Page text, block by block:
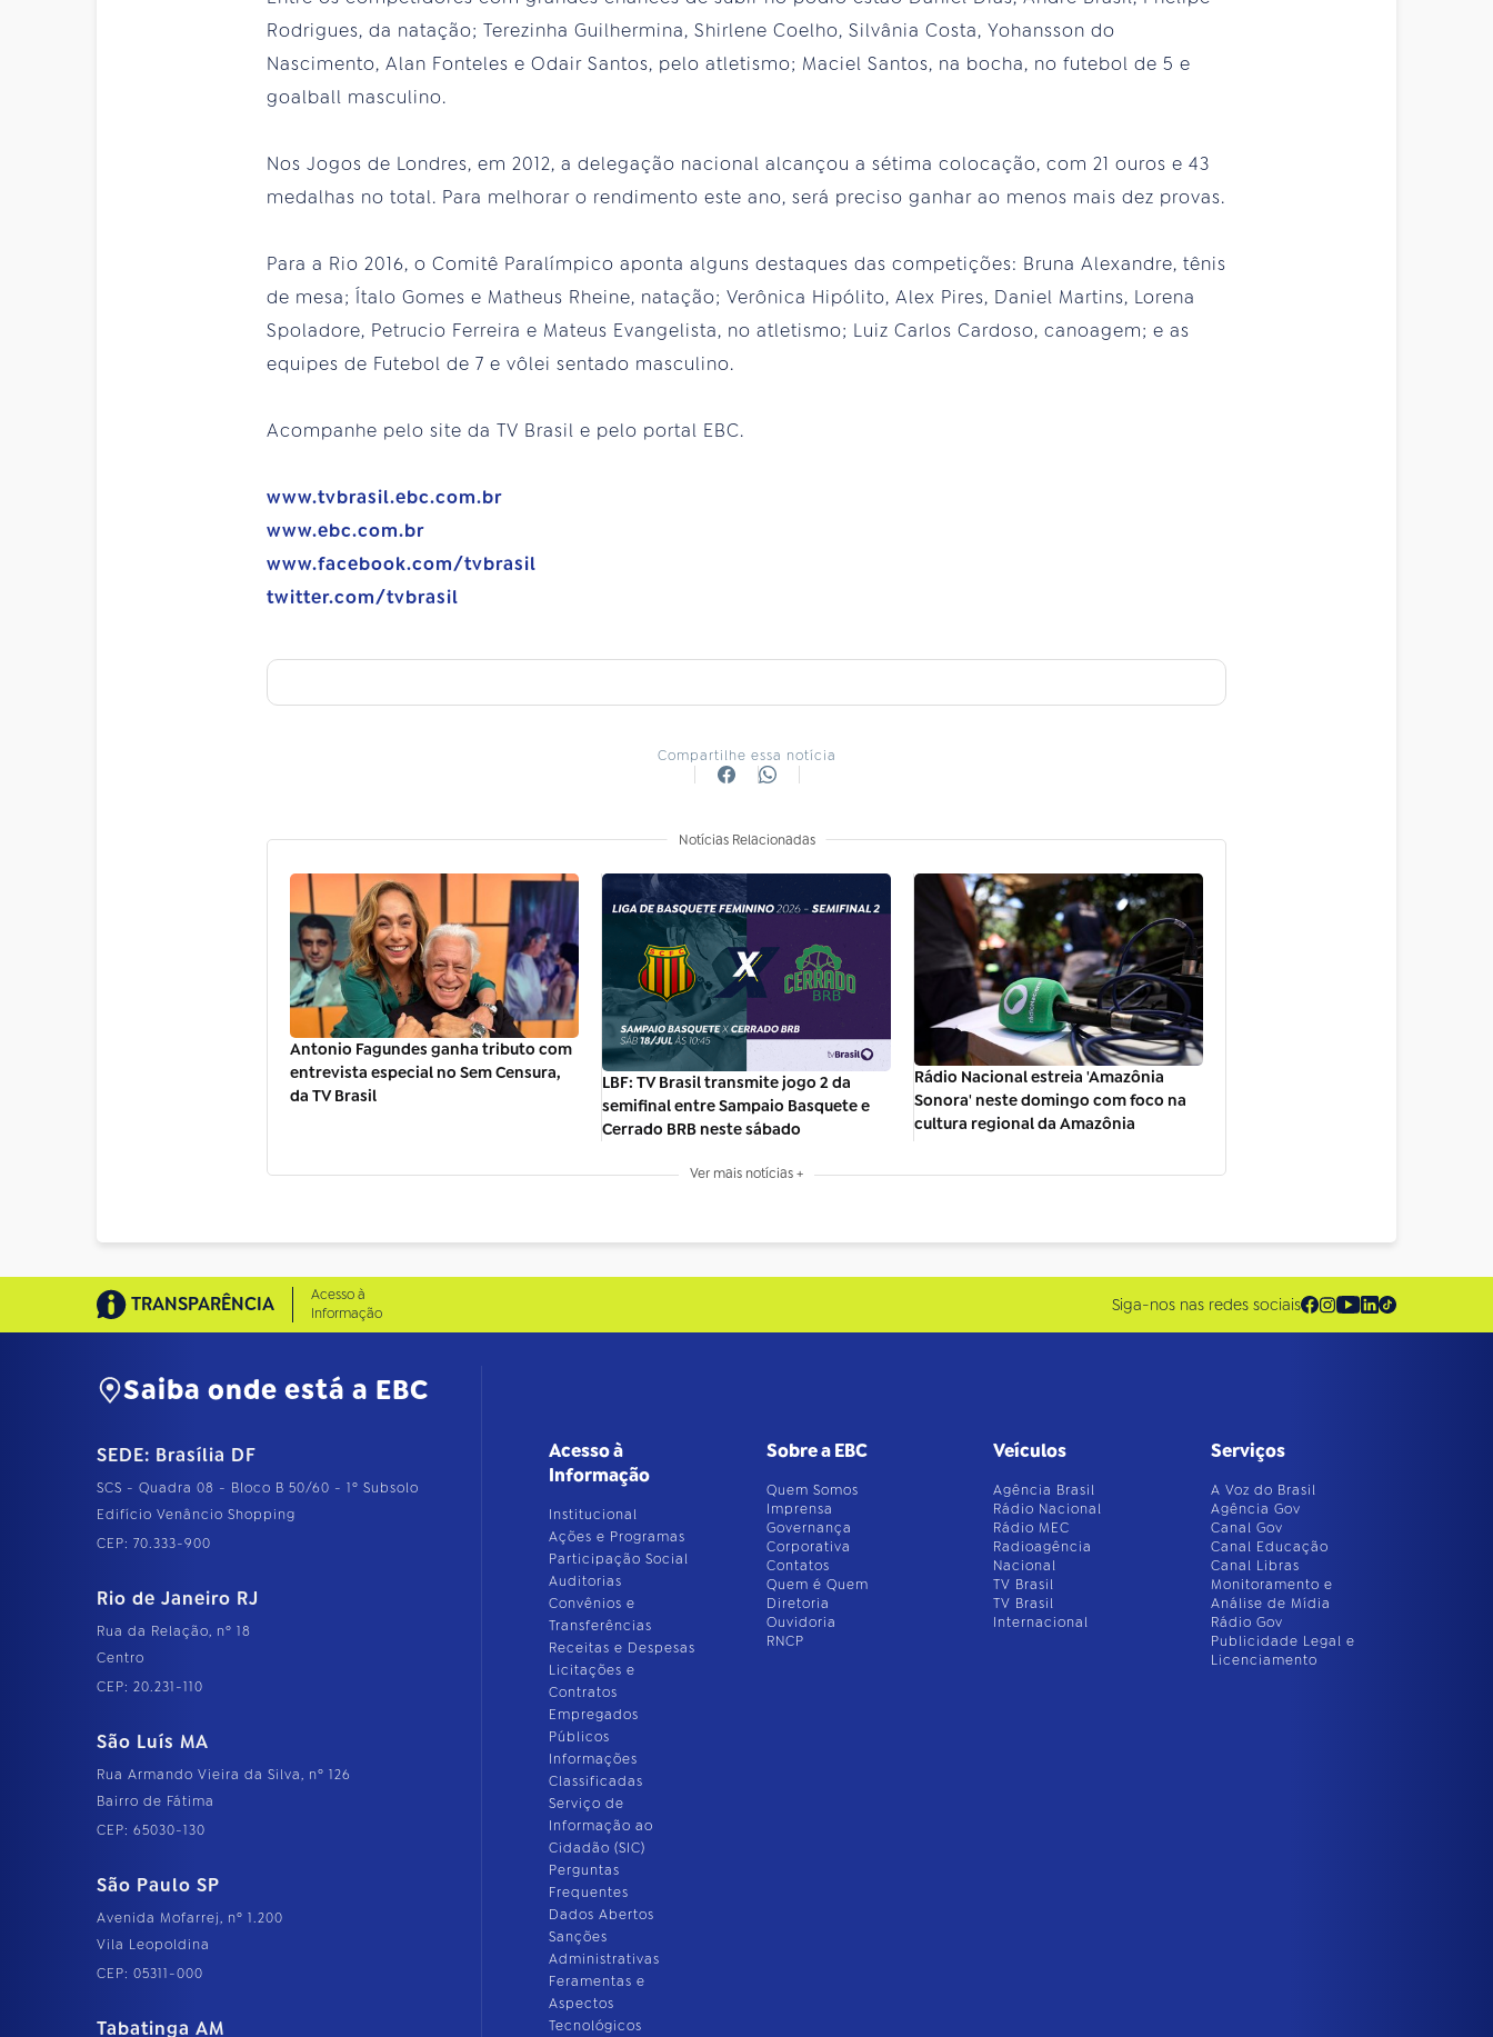
Rodrigues, da natação; Terezinha Guilhermina, Shirlene Coelho, Silvânia Costa, Yohansson do
Nascimento, Alan Fonteles e Odair Santos, pelo atletismo; Maciel Santos, na bocha, no futebol de 5 e
goalball masculino.
Nos Jogos de Londres, em 2012, a delegação nacional alcançou a sétima colocação, com 21 ouros e 43
medalhas no total. Para melhorar o rendimento este ano, será preciso ganhar ao menos mais dez provas.
Para a Rio 2016, o Comitê Paralímpico aponta alguns destaques das competições: Bruna Alexandre, tênis
de mesa; Ítalo Gomes e Matheus Rheine, natação; Verônica Hipólito, Alex Pires, Daniel Martins, Lorena
Spoladore, Petrucio Ferreira e Mateus Evangelista, no atletismo; Luiz Carlos Cardoso, canoagem; e as
equipes de Futebol de 7 e vôlei sentado masculino.
Acompanhe pelo site da TV Brasil e pelo portal EBC.
www.tvbrasil.ebc.com.br
www.ebc.com.br
www.facebook.com/tvbrasil
twitter.com/tvbrasil
Compartilhe essa notícia
Notícias Relacionadas
Antonio Fagundes ganha tributo com
entrevista especial no Sem Censura,
da TV Brasil
LBF: TV Brasil transmite jogo 2 da
semifinal entre Sampaio Basquete e
Cerrado BRB neste sábado
Rádio Nacional estreia 'Amazônia
Sonora' neste domingo com foco na
cultura regional da Amazônia
Ver mais notícias +
TRANSPARÊNCIA
Acesso à
Informação
Siga-nos nas redes sociais
Saiba onde está a EBC
SEDE: Brasília DF
SCS - Quadra 08 - Bloco B 50/60 - 1º Subsolo
Edifício Venâncio Shopping
CEP: 70.333-900
Rio de Janeiro RJ
Rua da Relação, nº 18
Centro
CEP: 20.231-110
São Luís MA
Rua Armando Vieira da Silva, nº 126
Bairro de Fátima
CEP: 65030-130
São Paulo SP
Avenida Mofarrej, nº 1.200
Vila Leopoldina
CEP: 05311-000
Tabatinga AM
Acesso à
Informação
Institucional
Ações e Programas
Participação Social
Auditorias
Convênios e
Transferências
Receitas e Despesas
Licitações e
Contratos
Empregados
Públicos
Informações
Classificadas
Serviço de
Informação ao
Cidadão (SIC)
Perguntas
Frequentes
Dados Abertos
Sanções
Administrativas
Feramentas e
Aspectos
Tecnológicos
Sobre a EBC
Quem Somos
Imprensa
Governança
Corporativa
Contatos
Quem é Quem
Diretoria
Ouvidoria
RNCP
Veículos
Agência Brasil
Rádio Nacional
Rádio MEC
Radioagência
Nacional
TV Brasil
TV Brasil
Internacional
Serviços
A Voz do Brasil
Agência Gov
Canal Gov
Canal Educação
Canal Libras
Monitoramento e
Análise de Mídia
Rádio Gov
Publicidade Legal e
Licenciamento